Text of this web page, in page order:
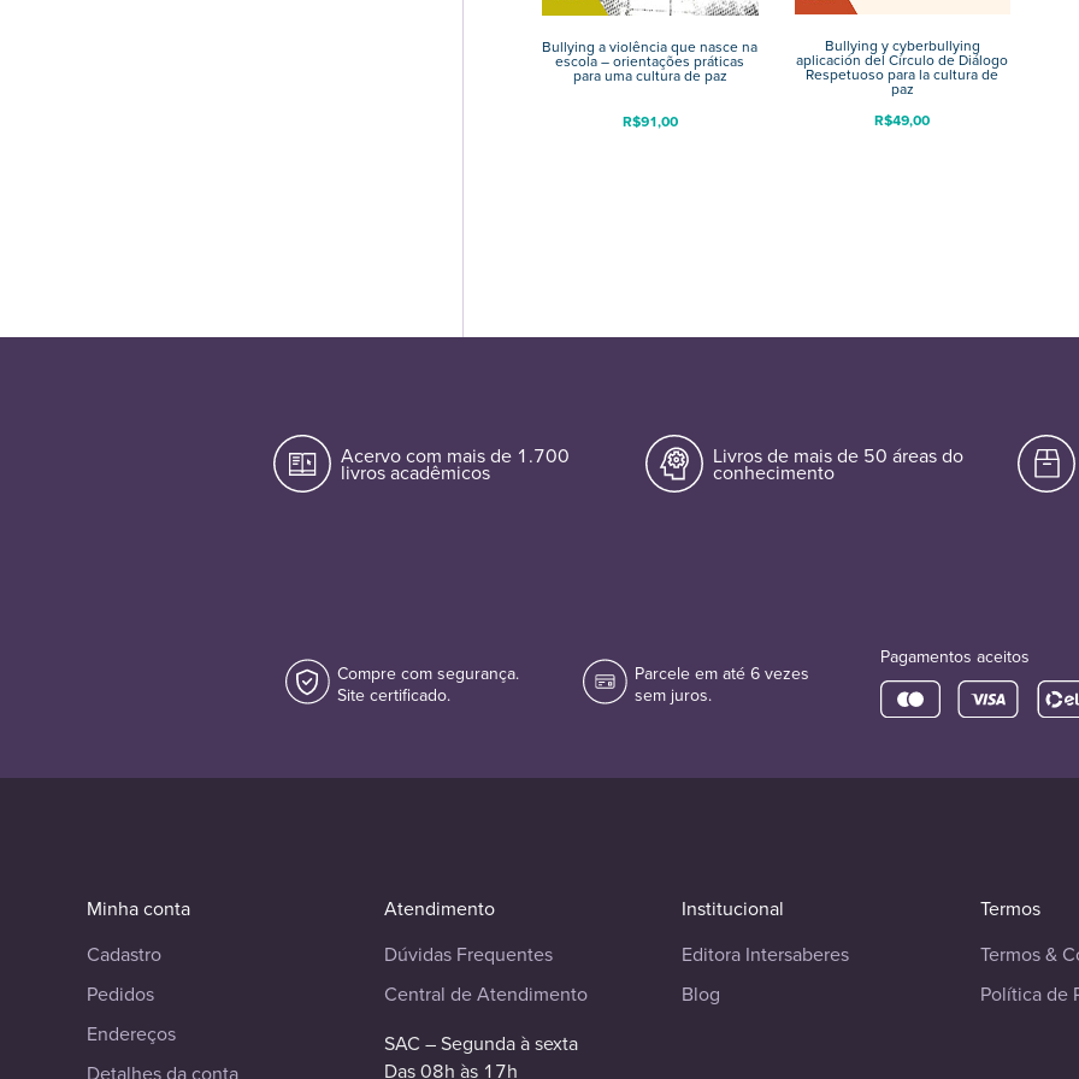
Bullying a violência que nasce na
escola – orientações práticas
para uma cultura de paz
R$91,00
Bullying y cyberbullying
aplicación del Círculo de Diálogo
Respetuoso para la cultura de
paz
R$49,00
Acervo com mais de 1.700
livros acadêmicos
Livros de mais de 50 áreas do
conhecimento
Compre com segurança.
Site certificado.
Parcele em até 6 vezes
sem juros.
Pagamentos aceitos
Minha conta
Cadastro
Pedidos
Endereços
Atendimento
Dúvidas Frequentes
Central de Atendimento
SAC – Segunda à sexta
Das 08h às 17h
Institucional
Editora Intersaberes
Blog
Termos
Termos &
Política de